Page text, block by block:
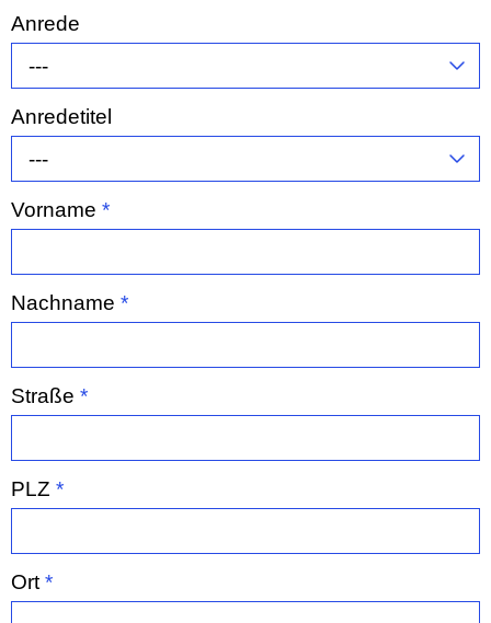
Anrede
---
Anredetitel
---
Vorname *
Nachname *
Straße *
PLZ *
Ort *